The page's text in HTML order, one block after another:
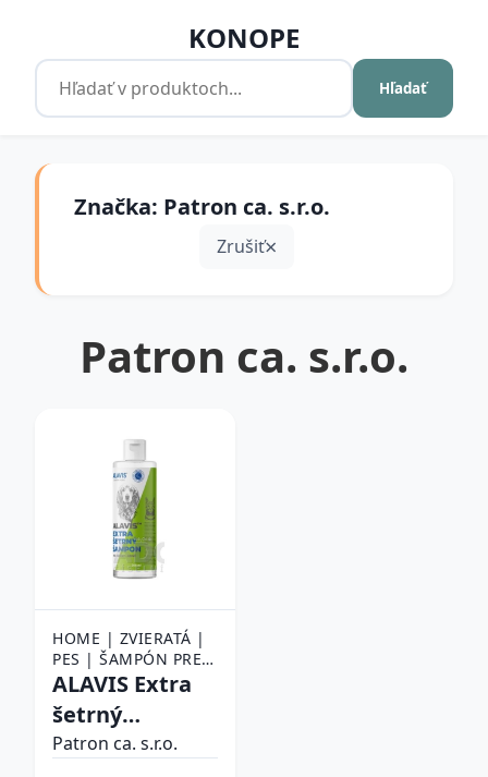
KONOPE
Hľadať
Značka: Patron ca. s.r.o.
Zrušiť
Patron ca. s.r.o.
HOME | ZVIERATÁ |
PES | ŠAMPÓN PRE
PSOV
ALAVIS Extra
šetrný
ŠAMPÓN pre
Patron ca. s.r.o.